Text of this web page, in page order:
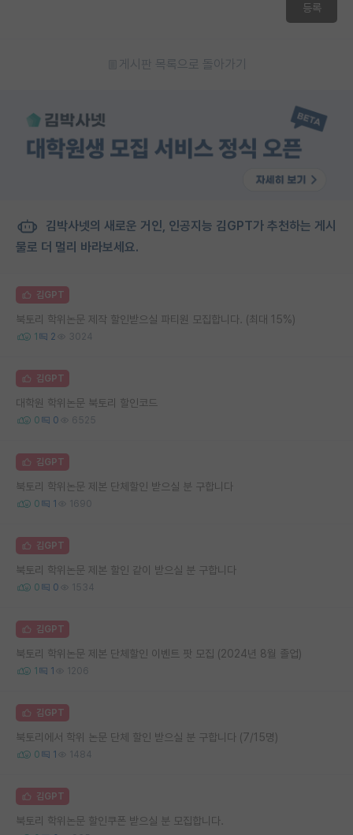
등록
게시판 목록으로 돌아가기
김박사넷의 새로운 거인, 인공지능 김GPT가 추천하는 게시
물로 더 멀리 바라보세요.
김GPT
북토리 학위논문 제작 할인받으실 파티원 모집합니다. (최대 15%)
1 2 3024
김GPT
대학원 학위논문 북토리 할인코드
0 0 6525
김GPT
북토리 학위논문 제본 단체할인 받으실 분 구합니다
0 1 1690
김GPT
북토리 학위논문 제본 할인 같이 받으실 분 구합니다
0 0 1534
김GPT
북토리 학위논문 제본 단체할인 이벤트 팟 모집 (2024년 8월 졸업)
1 1 1206
김GPT
북토리에서 학위 논문 단체 할인 받으실 분 구합니다 (7/15명)
0 1 1484
김GPT
북토리 학위논문 할인쿠폰 받으실 분 모집합니다.